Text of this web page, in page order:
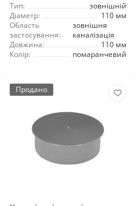
Тип:
зовнішній
Діаметр:
110 мм
Область
застосування:
зовнішня
каналізація
Довжина:
110 мм
Колір:
помаранчевий
Продано